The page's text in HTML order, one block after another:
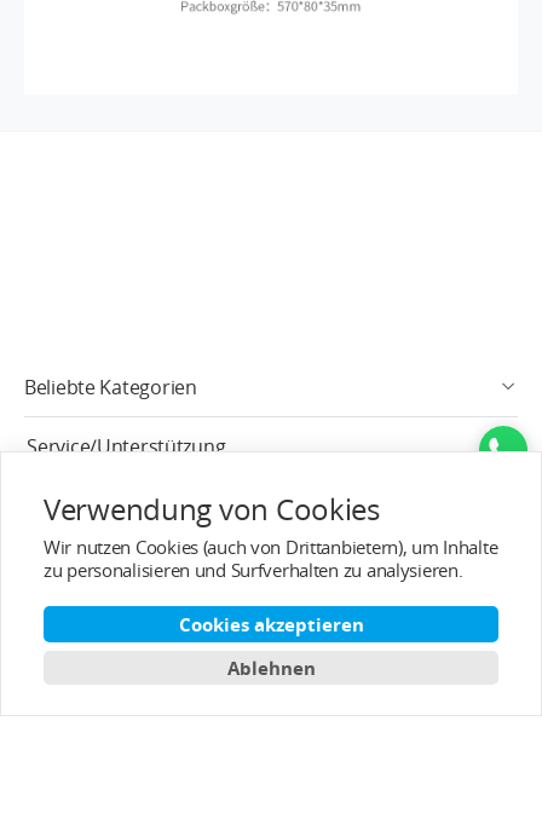
Beliebte Kategorien
Service/Unterstützung
Kundendienst
Über T-MOTOR
Kontaktinformation
Verwendung von Cookies
Wir nutzen Cookies (auch von Drittanbietern), um Inhalte
zu personalisieren und Surfverhalten zu analysieren.
Cookies akzeptieren
Ablehnen